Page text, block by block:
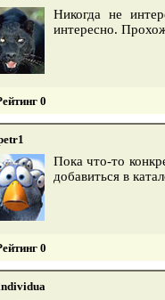
Никогда не
интересно.
0
Пока что-то
добавиться в
0